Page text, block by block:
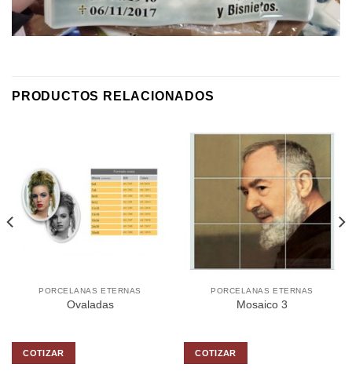
PRODUCTOS RELACIONADOS
PORCELANAS ETERNAS
Ovaladas
COTIZAR
PORCELANAS ETERNAS
Mosaico 3
COTIZAR